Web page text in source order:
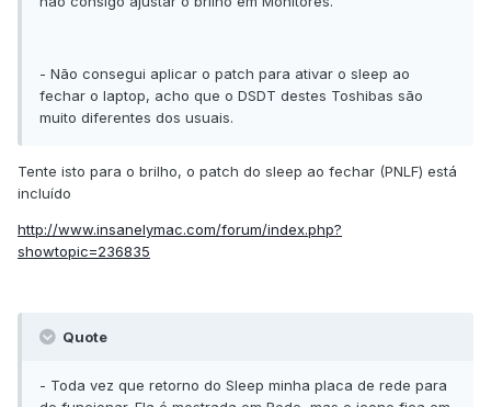
- Não consegui aplicar o patch para ativar o sleep ao
fechar o laptop, acho que o DSDT destes Toshibas são
muito diferentes dos usuais.
Tente isto para o brilho, o patch do sleep ao fechar (PNLF) está
incluído
http://www.insanelymac.com/forum/index.php?
showtopic=236835
Quote
- Toda vez que retorno do Sleep minha placa de rede para